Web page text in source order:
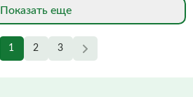
Показать еще
1 2 3